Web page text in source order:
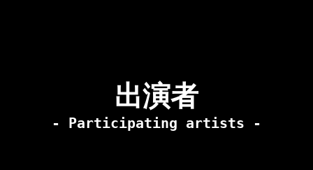
出演者
- Participating artists -